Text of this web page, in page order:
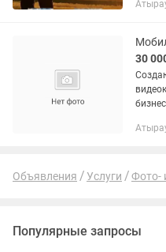
30
Reels,
Объявления Услуги Фото-
Популярные запросы